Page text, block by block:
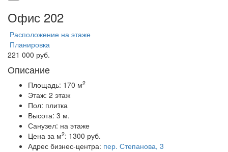
Офис 202
Расположение на этаже
Планировка
221 000 руб.
Описание
Площадь: 170 м2
Этаж: 2 этаж
Пол: плитка
Высота: 3 м.
Санузел: на этаже
Цена за м2: 1300 руб.
Адрес бизнес-центра: пер. Степанова, 3